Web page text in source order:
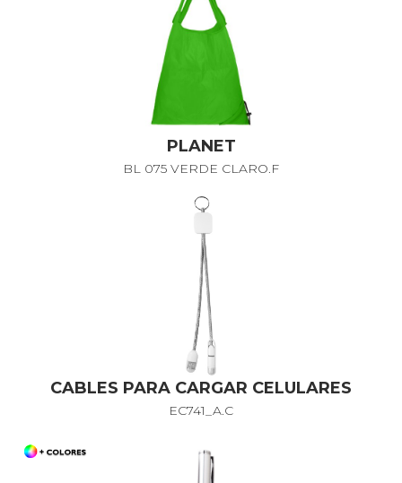
PLANET
BL 075 VERDE CLARO.F
CABLES PARA CARGAR CELULARES
EC741_A.C